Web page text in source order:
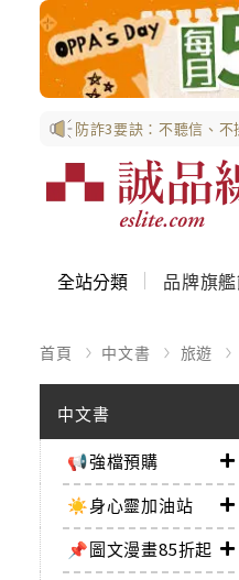
防詐3要訣：不聽信、
全站分類 品牌旗
首頁 中文書 旅遊
中文書
📢強檔預購
☀️身心靈加油站
📌圖文漫畫85折起